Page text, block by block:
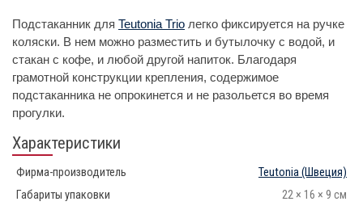
Подстаканник для Teutonia Trio легко фиксируется на ручке
коляски. В нем можно разместить и бутылочку с водой, и
стакан с кофе, и любой другой напиток. Благодаря
грамотной конструкции крепления, содержимое
подстаканника не опрокинется и не разольется во время
прогулки.
Характеристики
Фирма-производитель Teutonia(Швеция)
Габариты упаковки
22 × 16 × 9 см